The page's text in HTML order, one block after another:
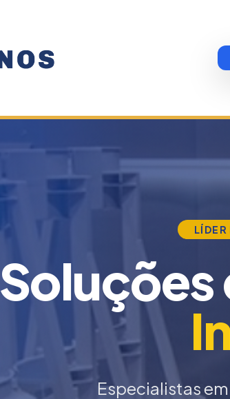
Soluções
Especialistas